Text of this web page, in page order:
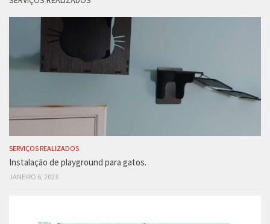
SERVIÇOS REALIZADOS
Instalação de playground para gatos.
JANEIRO 6, 2023